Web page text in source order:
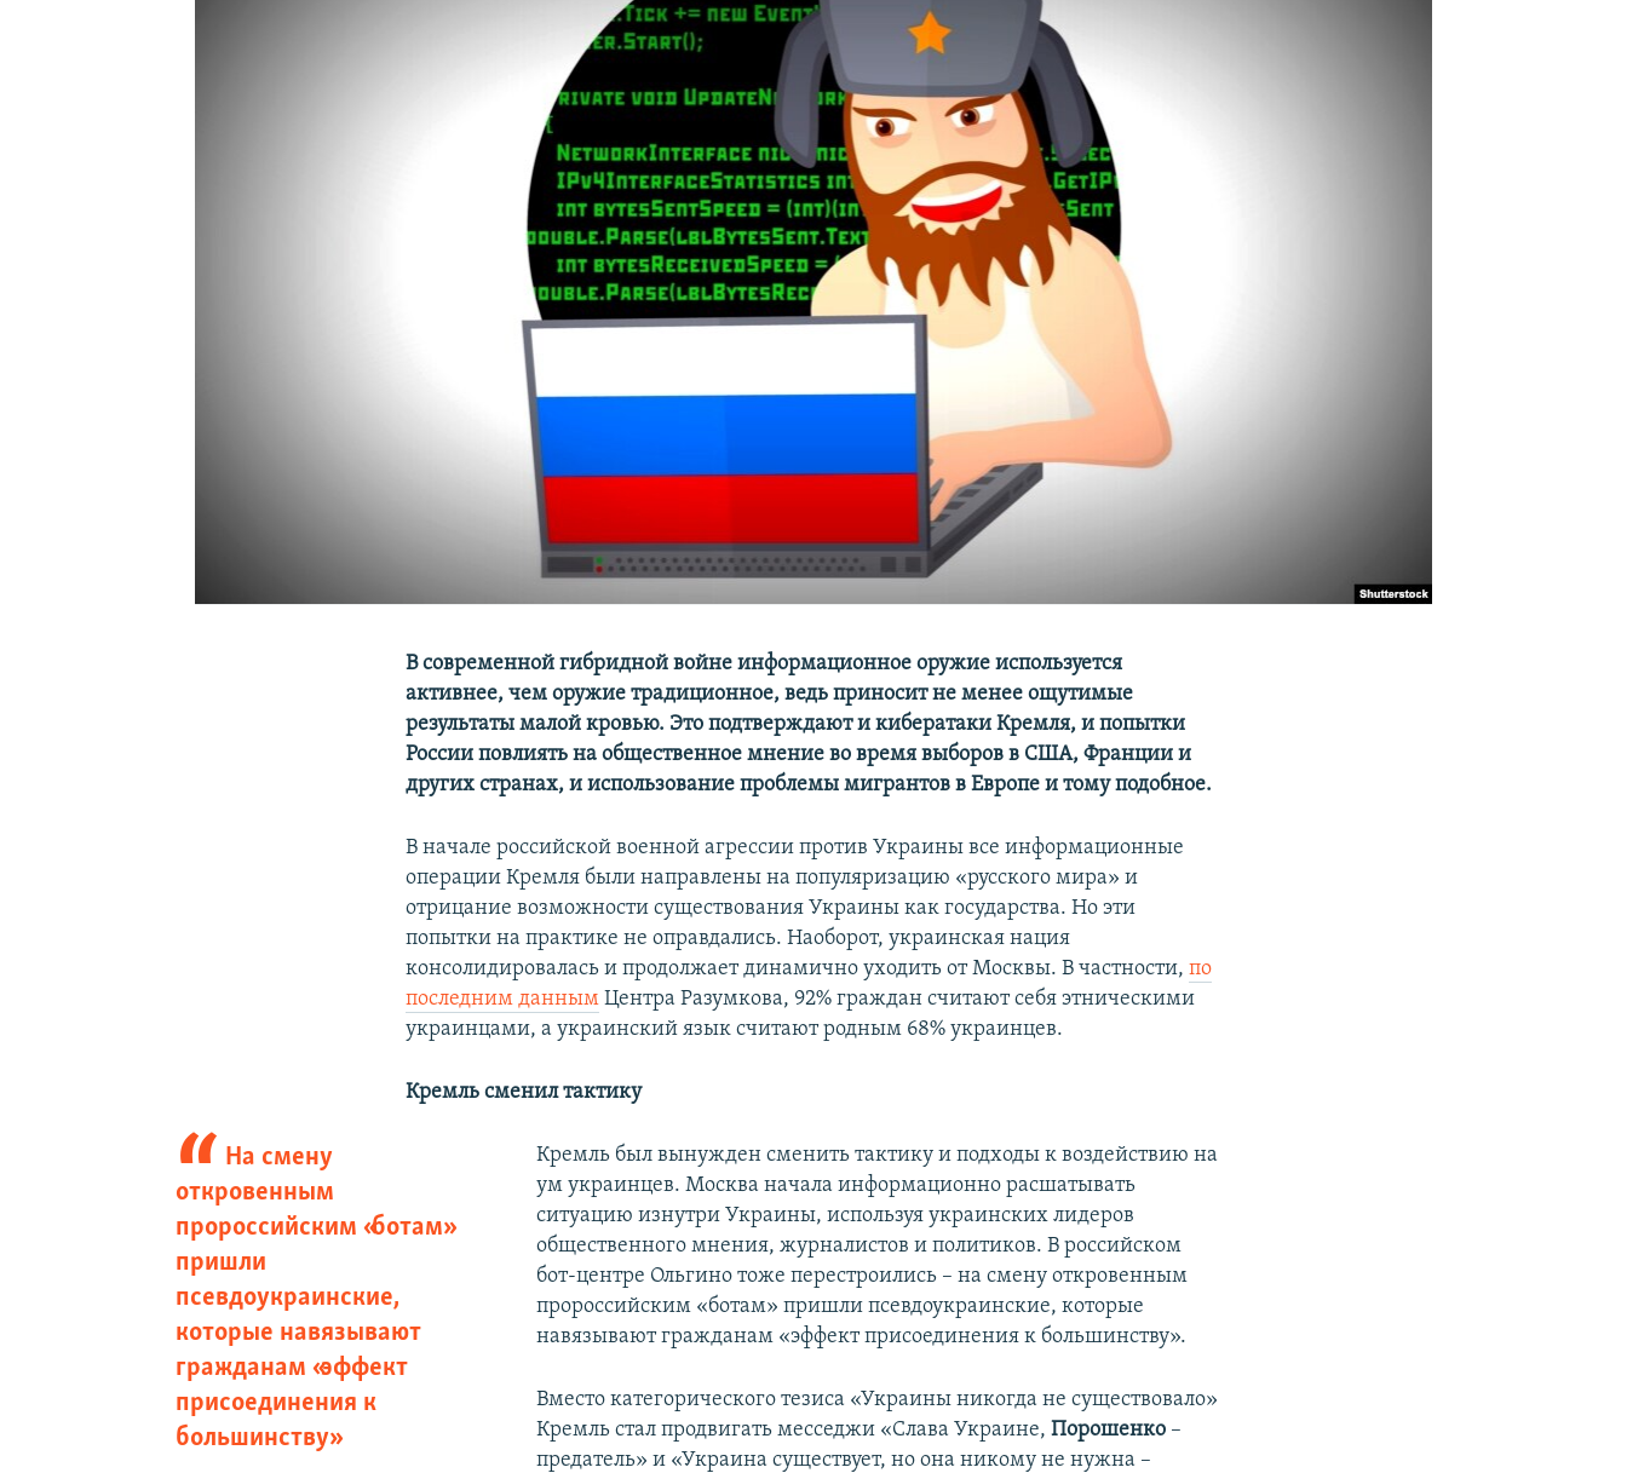
В современной гибридной войне информационное оружие используется
активнее, чем оружие традиционное, ведь приносит не менее ощутимые
результаты малой кровью. Это подтверждают и кибератаки Кремля, и попытки
России повлиять на общественное мнение во время выборов в США, Франции и
других странах, и использование проблемы мигрантов в Европе и тому подобное.
В начале российской военной агрессии против Украины все информационные
операции Кремля были направлены на популяризацию «русского мира» и
отрицание возможности существования Украины как государства. Но эти
попытки на практике не оправдались. Наоборот, украинская нация
консолидировалась и продолжает динамично уходить от Москвы. В частности,по
последним данным Центра Разумкова, 92% граждан считают себя этническими
украинцами, а украинский язык считают родным 68% украинцев.
Кремль сменил тактику
На смену
откровенным
пророссийским «ботам»
пришли
псевдоукраинские,
которые навязывают
гражданам «эффект
присоединения к
большинству»
Кремль был вынужден сменить тактику и подходы к воздействию на
ум украинцев. Москва начала информационно расшатывать
ситуацию изнутри Украины, используя украинских лидеров
общественного мнения, журналистов и политиков. В российском
бот-центре Ольгино тоже перестроились – на смену откровенным
пророссийским «ботам» пришли псевдоукраинские, которые
навязывают гражданам «эффект присоединения к большинству».
Вместо категорического тезиса «Украины никогда не существовало»
Кремль стал продвигать месседжи «Слава Украине, Порошенко–
предатель» и «Украина существует, но она никому не нужна –